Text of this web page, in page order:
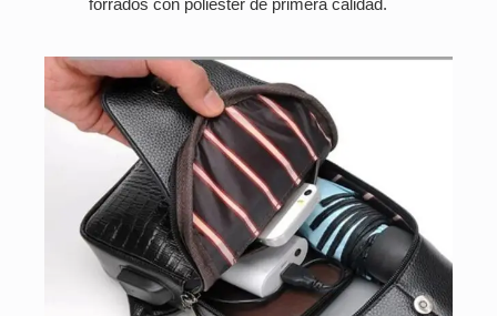
forrados con poliéster de primera calidad.